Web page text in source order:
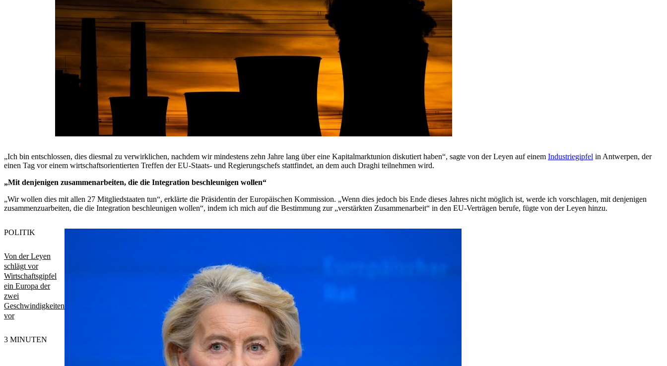
„Ich bin entschlossen, dies diesmal zu verwirklichen, nachdem wir mindestens zehn Jahre lang über eine Kapitalmarktunion diskutiert haben“, sagte von der Leyen auf einem Industriegipfel in Antwerpen, der
einen Tag vor einem wirtschaftsorientierten Treffen der EU-Staats- und Regierungschefs stattfindet, an dem auch Draghi teilnehmen wird.
„Mit denjenigen zusammenarbeiten, die die Integration beschleunigen wollen“
„Wir wollen dies mit allen 27 Mitgliedstaaten tun“, erklärte die Präsidentin der Europäischen Kommission. „Wenn dies jedoch bis Ende dieses Jahres nicht möglich ist, werde ich vorschlagen, mit denjenigen
zusammenzuarbeiten, die die Integration beschleunigen wollen“, indem ich mich auf die Bestimmung zur „verstärkten Zusammenarbeit“ in den EU-Verträgen berufe, fügte von der Leyen hinzu.
Von der Leyen
schlägt vor
Wirtschaftsgipfel
ein Europa der
zwei
Geschwindigkeiten
vor
POLITIK
3 MINUTEN